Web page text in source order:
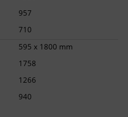
957
710
595 x 1800 mm
1758
1266
940